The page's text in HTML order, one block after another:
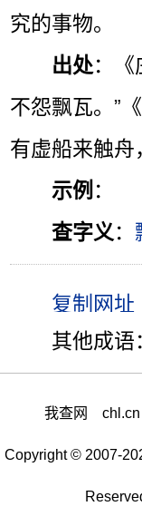
究的事物。
出处：《
不怨飘瓦。”
有虚船来触舟
示例 ：
查字义 ：
其他成语
我查网
Copyright © 2007-